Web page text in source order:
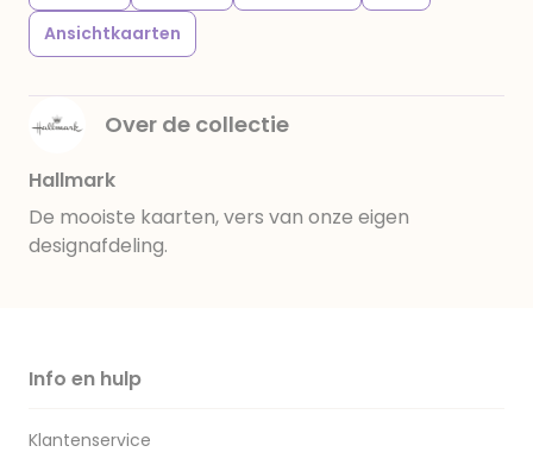
Ansichtkaarten
Over de collectie
Hallmark
De mooiste kaarten, vers van onze eigen
designafdeling.
Info en hulp
Klantenservice